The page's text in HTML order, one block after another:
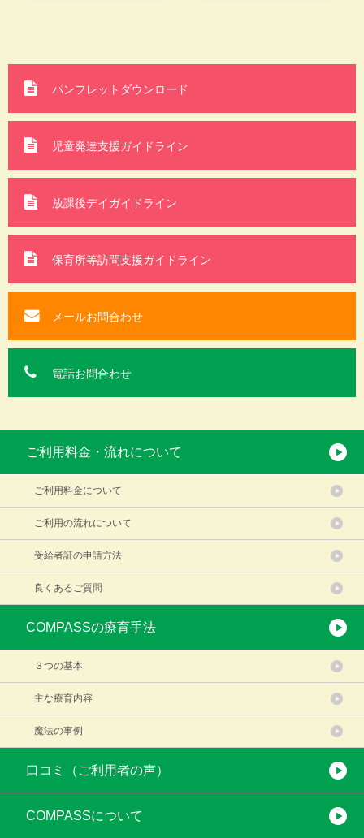
ご利用料金・流れについて
ご利用料金について
ご利用の流れについて
受給者証の申請方法
良くあるご質問
COMPASSの療育手法
３つの基本
主な療育内容
魔法の事例
口コミ（ご利用者の声）
COMPASSについて
パンフレットダウンロード
児童発達支援ガイドライン
放課後デイガイドライン
保育所等訪問支援ガイドライン
メールお問合わせ
電話お問合わせ